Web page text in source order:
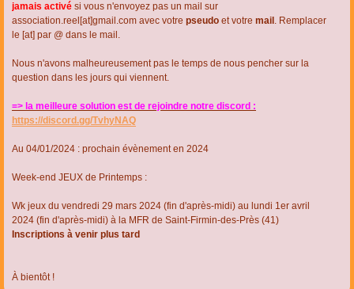
jamais activé si vous n'envoyez pas un mail sur
association.reel[at]gmail.com avec votre pseudo et votre mail . Remplacer
le [at] par @ dans le mail.
Nous n'avons malheureusement pas le temps de nous pencher sur la
question dans les jours qui viennent.
=> la meilleure solution est de rejoindre notre discord :
https://discord.gg/TvhyNAQ
Au 04/01/2024 : prochain évènement en 2024
Week-end JEUX de Printemps :
Wk jeux du vendredi 29 mars 2024 (fin d'après-midi) au lundi 1er avril
2024 (fin d'après-midi) à la MFR de Saint-Firmin-des-Près (41)
Inscriptions à venir plus tard
À bientôt !